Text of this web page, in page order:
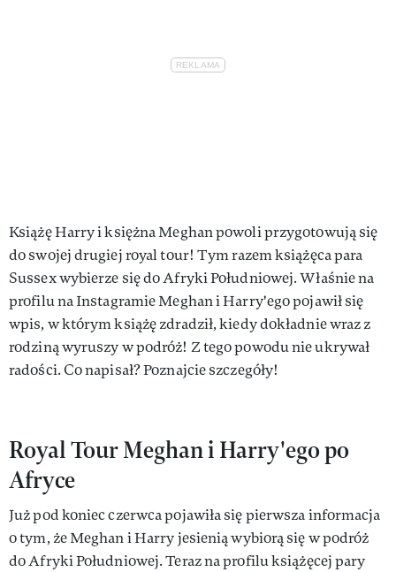
Książę Harry i księżna Meghan powoli przygotowują się
do swojej drugiej royal tour! Tym razem książęca para
Sussex wybierze się do Afryki Południowej. Właśnie na
profilu na Instagramie Meghan i Harry'ego pojawił się
wpis, w którym książę zdradził, kiedy dokładnie wraz z
rodziną wyruszy w podróż! Z tego powodu nie ukrywał
radości. Co napisał? Poznajcie szczegóły!
Royal Tour Meghan i Harry'ego po
Afryce
Już pod koniec czerwca pojawiła się pierwsza informacja
o tym, że Meghan i Harry jesienią wybiorą się w podróż
do Afryki Południowej. Teraz na profilu książęcej pary